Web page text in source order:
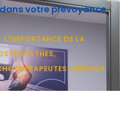
votre prévoyance
L’IMPORTANCE DE LA
LIBÉRAUX